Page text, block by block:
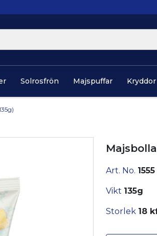
Solrosfrön Majspuffar Kryddor
Art. No. 1555
Vikt 135g
Storlek 18